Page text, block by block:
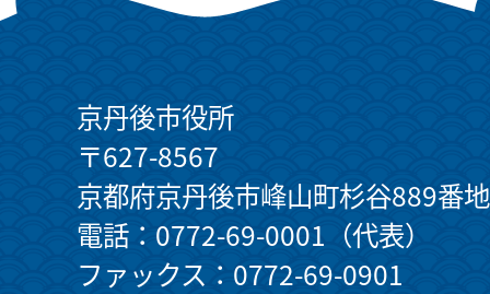
京丹後市役所
〒627-8567
京都府京丹後市峰山町杉谷889番地
電話：0772-69-0001（代表）
ファックス：0772-69-0901